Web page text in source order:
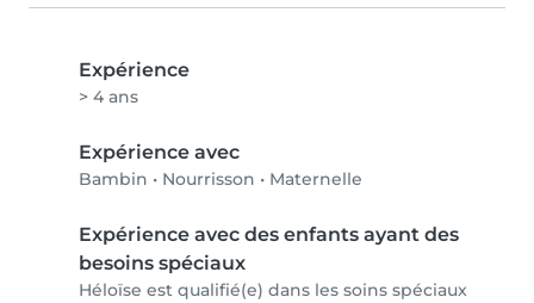
Expérience
> 4 ans
Expérience avec
Bambin • Nourrisson • Maternelle
Expérience avec des enfants ayant des
besoins spéciaux
Héloïse est qualifié(e) dans les soins spéciaux